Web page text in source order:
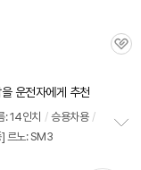
관
운전자에게 추천
: 14인치 / 승용차용 /
르노: SM3